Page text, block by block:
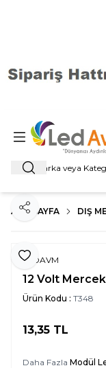
Ara
ANA SAYFA DIŞ
Favoriye Ekle
Paylaş
LEDAVM
12 Volt
Ürün Kodu : T348
13,35 TL
Daha Fazla Modül